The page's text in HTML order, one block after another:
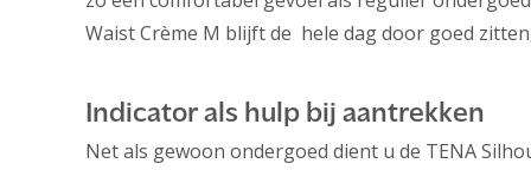
Waist Crème M blijft de hele dag door goed
Indicator als hulp bij aantrekken
Net als gewoon ondergoed dient u de TENA